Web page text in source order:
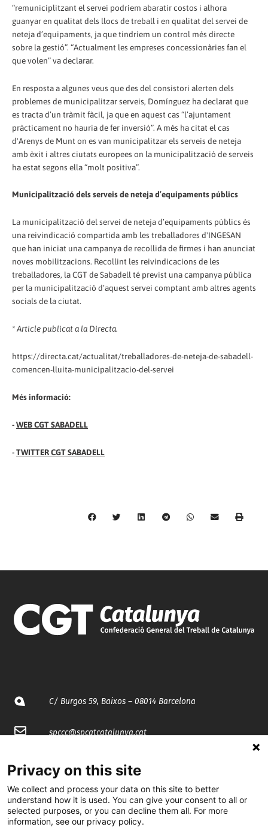
“remuniciplitzant el servei podríem abaratir costos i alhora
guanyar en qualitat dels llocs de treball i en qualitat del servei de
neteja d’equipaments, ja que tindríem un control més directe
sobre la gestió”. “Actualment les empreses concessionàries fan el
que volen” va declarar.
En resposta a algunes veus que des del consistori alerten dels
problemes de municipalitzar serveis, Domínguez ha declarat que
es tracta d’un tràmit fàcil, ja que en aquest cas “l’ajuntament
pràcticament no hauria de fer inversió”. A més ha citat el cas
d'Arenys de Munt on es van municipalitzar els serveis de neteja
amb èxit i altres ciutats europees on la municipalització de serveis
ha estat segons ella “molt positiva”.
Municipalització dels serveis de neteja d’equipaments públics
La municipalització del servei de neteja d’equipaments públics és
una reivindicació compartida amb les treballadores d'INGESAN
que han iniciat una campanya de recollida de firmes i han anunciat
noves mobilitzacions. Recollint les reivindicacions de les
treballadores, la CGT de Sabadell té previst una campanya pública
per la municipalització d’aquest servei comptant amb altres agents
socials de la ciutat.
* Article publicat a la Directa.
https://directa.cat/actualitat/treballadores-de-neteja-de-sabadell-
comencen-lluita-municipalitzacio-del-servei
Més informació:
-WEB CGT SABADELL
-TWITTER CGT SABADELL
C/ Burgos 59, Baixos – 08014 Barcelona
spccc@spcgtcatalunya.cat
@CGTCatalunya
cgtcatalunya
Privacy on this site
We collect and process your data on this site to better
understand how it is used. You can give your consent to all or
selected purposes, or you can decline them all. For more
information, see our privacy policy.